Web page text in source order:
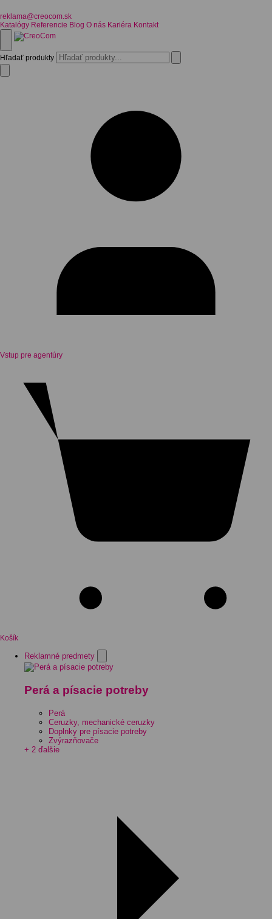
reklama@creocom.sk
Katalógy Referencie Blog O nás Kariéra Kontakt
Hľadať produkty
Vstup pre agentúry
Košík
Reklamné predmety
Perá a písacie potreby
Perá
Ceruzky, mechanické ceruzky
Doplnky pre písacie potreby
Zvýrazňovače
+ 2 ďalšie